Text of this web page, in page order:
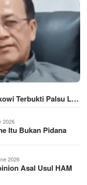
Terbukti Palsu L…
2026
Itu Bukan Pidana
2026
Asal Usul HAM